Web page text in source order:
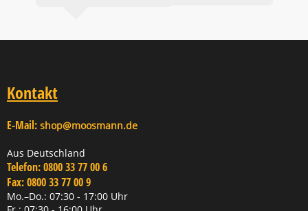
Kontakt
E-Mail: shop@moosmann.de
Aus Deutschland
Telefon:0800 33 77 00 6
Fax:0800 33 77 00 9
Mo.–Do.: 07:30 - 17:00 Uhr